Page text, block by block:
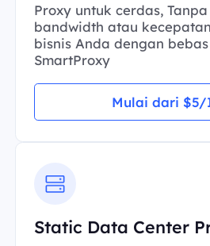
Proxy untuk cerdas,
bandwidth atau
bisnis Anda dengan
SmartProxy
Mulai dari $5/
Static Data Center